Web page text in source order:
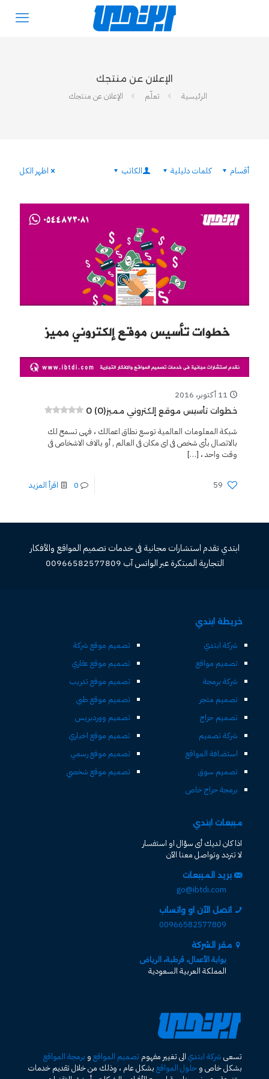
الإعلان عن منتجك
الرئيسية
تعلّم الإعلان عن منتجك
أقسام كلمات دليلية الكاتب اظهر الكل
11 أكتوبر، 2016
خطوات تأسيس موقع إلكتروني مميز0 (0)
شبكة المعلومات العالمية توسع نطاق اعمالك ، فهى تسمح لك
بالاتصال بأى شخص فى اى مكان فى العالم , أو بالاف الاشخاص فى
وقت واحد ، […]
59
0 اقرأ المزيد
ابتدي تقدم استشارات مجانية فى خدمات تصميم المواقع والأفكار
التجارية المبتكرة عبر الواتس آب 00966582577809
خريطة ابتدي
شركة ابتدي
تصميم مواقع
شركة برمجة
تصميم متجر
تصميم حراج
شركة تصميم
استضافة المواقع
تصميم سوق
برمجة حراج خاص
تصميم موقع شركة
تصميم موقع عقاري
تصميم موقع تدريب
تصميم موقع طبي
تصميم ووردبريس
تصميم موقع اخباري
تصميم موقع رسمي
تصميم موقع شخصي
مبيعات ابتدي
اذا كان لديك أى سؤال او استفسار
لا تتردد وتواصل معنا الآن
بريد المبيعات
go@ibtdi.com
اتصل الآن او واتساب
00966582577809
مقر الشركة
بوابة الأعمال، قرطبة، الرياض
المملكة العربية السعودية
تسعى شركة ابتدي الى تغيير مفهوم تصميم المواقع و برمجة المواقع
بشكل خاص و حلول المواقع بشكل عام ، وذلك من خلال تقديم خدمات